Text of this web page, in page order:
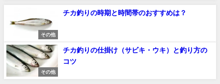
その他
チカ釣りの時期と時間帯のおすすめは？
その他
チカ釣りの仕掛け（サビキ・ウキ）と釣り方の
コツ